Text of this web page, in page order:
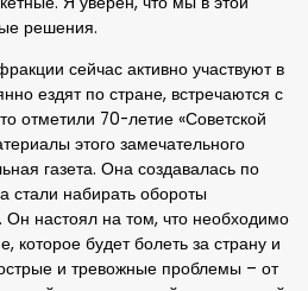
решения.
сейчас активно участвуют в
ездят по стране, встречаются с
отметили 70-летие «Советской
этого замечательного
газета. Она создавалась по
стали набирать обороты
Он настоял на том, что необходимо
которое будет болеть за страну и
и тревожные проблемы – от